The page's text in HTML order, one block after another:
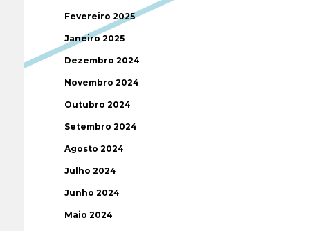
Fevereiro 2025
Janeiro 2025
Dezembro 2024
Novembro 2024
Outubro 2024
Setembro 2024
Agosto 2024
Julho 2024
Junho 2024
Maio 2024